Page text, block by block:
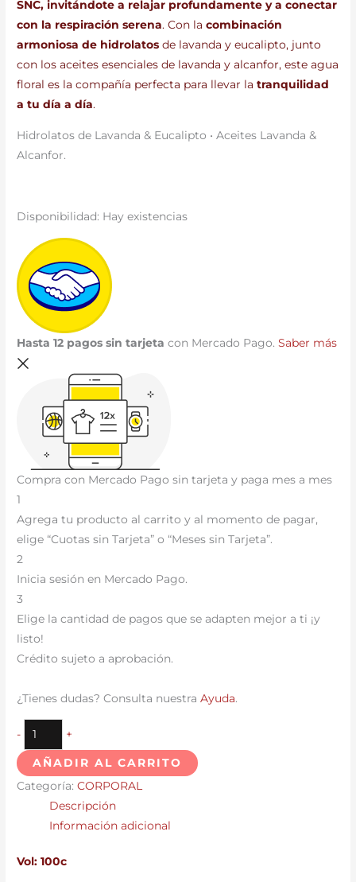
SNC, invitándote a relajar profundamente y a conectar
con la respiración serena. Con la combinación
armoniosa de hidrolatos de lavanda y eucalipto, junto
con los aceites esenciales de lavanda y alcanfor, este agua
floral es la compañía perfecta para llevar latranquilidad
a tu día a día.
Hidrolatos de Lavanda& Eucalipto •Aceites Lavanda &
Alcanfor.
Disponibilidad: Hay existencias
Hasta 12 pagos sin tarjeta con Mercado Pago. Saber más
Compra con Mercado Pago sin tarjeta y paga mes a mes
1
Agrega tu producto al carrito y al momento de pagar,
elige “Cuotas sin Tarjeta” o “Meses sin Tarjeta”.
2
Inicia sesión en Mercado Pago.
3
Elige la cantidad de pagos que se adapten mejor a ti ¡y
listo!
Crédito sujeto a aprobación.
¿Tienes dudas? Consulta nuestraAyuda.
- +
AÑADIR AL CARRITO
Categoría:CORPORAL
Descripción
Información adicional
Vol: 100c